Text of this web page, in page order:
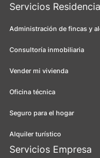
Servicios
Administración de fincas y
Consultoría inmobiliaria
Vender mi vivienda
Oficina técnica
Seguro para el hogar
Alquiler turístico
Servicios Empresa